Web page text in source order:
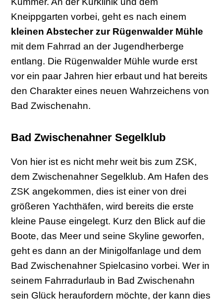
Kneippgarten vorbei, geht es nach einem
kleinen Abstecher zur Rügenwalder Mühle
mit dem Fahrrad an der Jugendherberge
entlang. Die Rügenwalder Mühle wurde erst
vor ein paar Jahren hier erbaut und hat bereits
den Charakter eines neuen Wahrzeichens von
Bad Zwischenahn.
Bad Zwischenahner Segelklub
Von hier ist es nicht mehr weit bis zum ZSK,
dem Zwischenahner Segelklub. Am Hafen des
ZSK angekommen, dies ist einer von drei
größeren Yachthäfen, wird bereits die erste
kleine Pause eingelegt. Kurz den Blick auf die
Boote, das Meer und seine Skyline geworfen,
geht es dann an der Minigolfanlage und dem
Bad Zwischenahner Spielcasino vorbei. Wer in
seinem Fahrradurlaub in Bad Zwischenahn
sein Glück heraufordern möchte, der kann dies